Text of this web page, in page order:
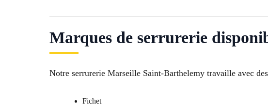
Marques de serrurerie
Notre serrurerie Marseille Saint-Barthelemy travaille avec
Fichet